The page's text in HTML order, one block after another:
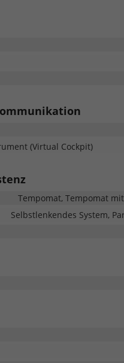
(Virtual Cockpit)
Tempomat, Tempomat
Selbstlenkendes System,